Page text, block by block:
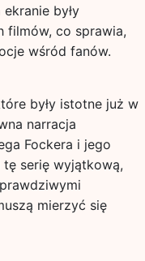
były
filmów, co sprawia,
wśród fanów.
były istotne już w
narracja
Fockera i jego
serię wyjątkową,
mierzyć się